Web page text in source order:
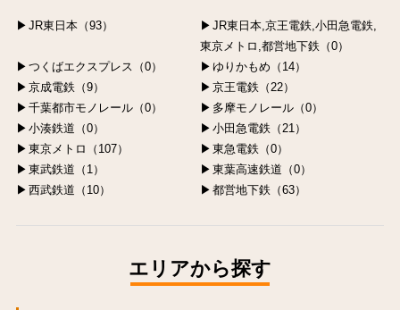
JR東日本（93）
JR東日本,京王電鉄,小田急電鉄,
東京メトロ,都営地下鉄（0）
つくばエクスプレス（0）
ゆりかもめ（14）
京成電鉄（9）
京王電鉄（22）
千葉都市モノレール（0）
多摩モノレール（0）
小湊鉄道（0）
小田急電鉄（21）
東京メトロ（107）
東急電鉄（0）
東武鉄道（1）
東葉高速鉄道（0）
西武鉄道（10）
都営地下鉄（63）
エリアから探す